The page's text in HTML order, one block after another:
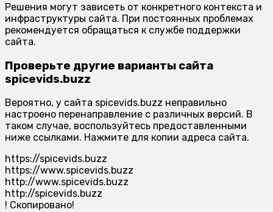
Решения могут зависеть от конкретного контекста и
инфраструктуры сайта. При постоянных проблемах
рекомендуется обращаться к службе поддержки
сайта.
Проверьте другие варианты сайта
spicevids.buzz
Вероятно, у сайта spicevids.buzz неправильно
настроено перенаправление с различных версий. В
таком случае, воспользуйтесь предоставленными
ниже ссылками. Нажмите для копии адреса сайта.
https://spicevids.buzz
https://www.spicevids.buzz
http://www.spicevids.buzz
http://spicevids.buzz
! Скопировано!